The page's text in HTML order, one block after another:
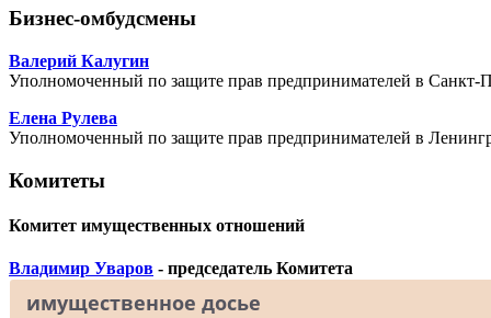
Бизнес-омбудсмены
Валерий Калугин
Уполномоченный по защите прав предпринимателей в Санкт-
Елена Рулева
Уполномоченный по защите прав предпринимателей в
Комитеты
Комитет имущественных отношений
Владимир Уваров - председатель Комитета
имущественное досье